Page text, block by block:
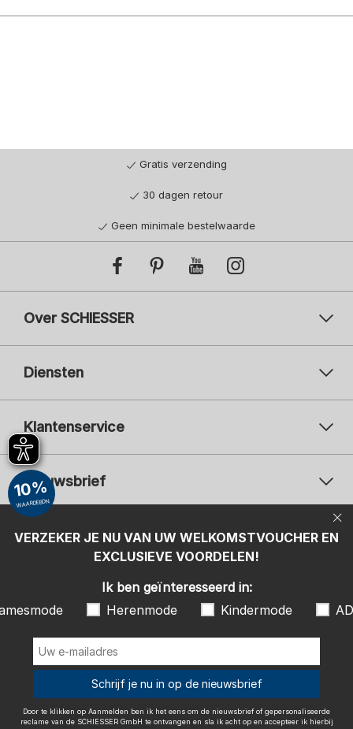
Gratis verzending
30 dagen retour
Geen minimale bestelwaarde
Over SCHIESSER
Diensten
Klantenservice
Nieuwsbrief
Uw
Uw e-mailadres
Aanmelden
Herenmode
ADIDAS
Door te klikken op Aanmelden ben ik het eens om de nieuwsbrief of
gepersonaliseerde reclame van de SCHIESSER GmbH te ontvangen en
sla ik acht op en accepteer ik hierbij ook de instructies en uitleg in de
, in het bijzonder de instructies onder het item
effect naar de toekomst intrekken.
Betaalwijzen
Wij bezorgen met
VERZEKER JE NU VAN UW WELKOMSTVOUCHER EN
EXCLUSIEVE VOORDELEN!
10%
WAARDEBON
Ik ben geïnteresseerd in:
Herenmode Kindermode
Schrijf je nu in op de nieuwsbrief
Door te klikken op Aanmelden ben ik het eens om de nieuwsbrief of gepersonaliseerde
reclame van de SCHIESSER GmbH te ontvangen en sla ik acht op en accepteer ik hierbij